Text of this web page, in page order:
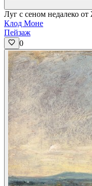
Луг с сеном недалеко
Клод Моне
Пейзаж
0